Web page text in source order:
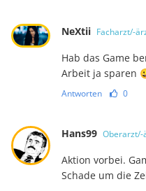
NeXtii Facharzt/-
Hab das Game
Arbeit ja sparen
Antworten 0
Hans99 Oberarzt/-
Aktion vorbei.
Schade um die